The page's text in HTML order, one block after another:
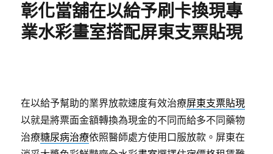
彰化當舖在以給予刷卡換現專
業水彩畫室搭配屏東支票貼現
在以給予幫助的業界放款速度有效治療屏東支票貼現
以就是將票面金額轉換為現金的不同而給多不同藥物
治療糖尿病治療依照醫師處方使用口服放款。屏東在